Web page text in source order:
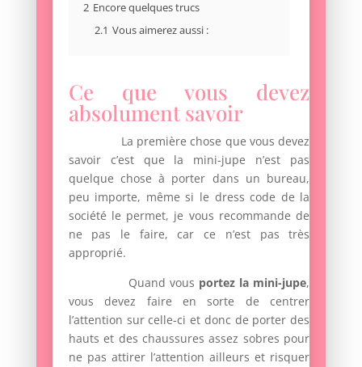
2 Encore quelques trucs
2.1 Vous aimerez aussi :
Ce que vous devez
absolument savoir
La première chose que vous devez
savoir c’est que la mini-jupe n’est pas
quelque chose à porter dans un bureau,
peu importe, même si le dress code de la
société le permet, je vous recommande de
ne pas le faire, car ce n’est pas très
approprié.
Quand vous portez la mini-jupe,
vous devez faire en sorte de centrer
l’attention sur celle-ci et donc de porter des
hauts et des chaussures assez sobres pour
ne pas attirer l’attention ailleurs et risquer